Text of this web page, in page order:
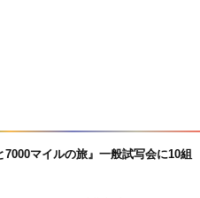
7000マイルの旅』一般試写会に10組